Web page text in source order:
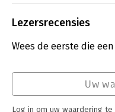
vol ‘WOW-wist-ik-niet’.
conservatieve politiek
Lezersrecensies
Wees de eerste die
Uw
Log in om uw waardering te